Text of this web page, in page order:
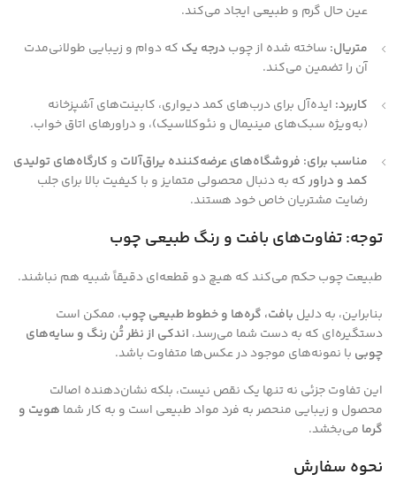
عین حال گرم و طبیعی ایجاد می‌کند.
متریال: ساخته شده از چوب درجه یک که دوام و زیبایی طولانی‌مدت
آن را تضمین می‌کند.
کاربرد: ایده‌آل برای درب‌های کمد دیواری، کابینت‌های آشپزخانه
(به‌ویژه سبک‌های مینیمال و نئوکلاسیک)، و دراورهای اتاق خواب.
مناسب برای: فروشگاه‌های عرضه‌کننده یراق‌آلات و کارگاه‌های تولیدی
کمد و دراورکه به دنبال محصولی متمایز و با کیفیت بالا برای جلب
رضایت مشتریان خاص خود هستند.
توجه: تفاوت‌های بافت و رنگ طبیعی چوب
طبیعت چوب حکم می‌کند که هیچ دو قطعه‌ای دقیقاً شبیه هم نباشند.
بنابراین، به دلیل بافت، گره‌ها و خطوط طبیعی چوب، ممکن است
دستگیره‌ای که به دست شما می‌رسد، اندکی از نظر تُن رنگ و سایه‌های
چوبی با نمونه‌های موجود در عکس‌ها متفاوت باشد.
این تفاوت جزئی نه تنها یک نقص نیست، بلکه نشان‌دهنده اصالت
محصول و زیبایی منحصر به فرد مواد طبیعی است و به کار شما هویت و
گرما می‌بخشد.
نحوه سفارش